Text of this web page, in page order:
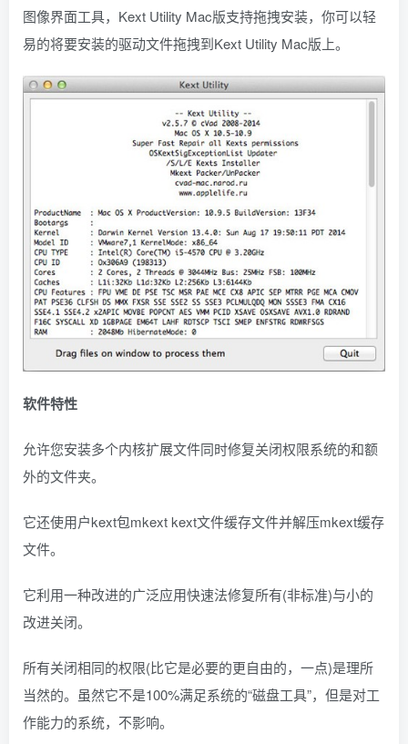
图像界面工具，Kext Utility Mac版支持拖拽安装，你可以轻
易的将要安装的驱动文件拖拽到Kext Utility Mac版上。
软件特性
允许您安装多个内核扩展文件同时修复关闭权限系统的和额
外的文件夹。
它还使用户kext包mkext kext文件缓存文件并解压mkext缓存
文件。
它利用一种改进的广泛应用快速法修复所有(非标准)与小的
改进关闭。
所有关闭相同的权限(比它是必要的更自由的，一点)是理所
当然的。虽然它不是100%满足系统的“磁盘工具”，但是对工
作能力的系统，不影响。